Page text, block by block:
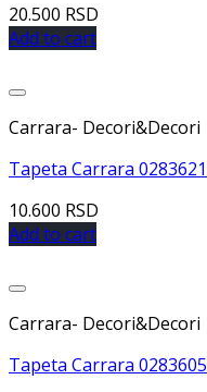
20.500 RSD
Add to cart
Carrara- Decori&Decori
Tapeta Carrara 0283621
10.600 RSD
Add to cart
Carrara- Decori&Decori
Tapeta Carrara 0283605